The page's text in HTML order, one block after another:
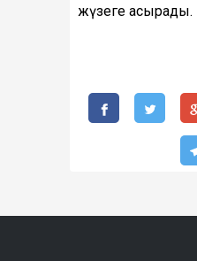
жүзеге асырады.